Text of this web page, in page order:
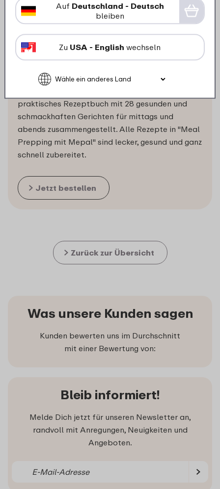
Rezeptbuch Meal Prepping
mit Mepal
In Zusammenarbeit mit Lisa vom Foodblog
praktisches Rezeptbuch mit 28 gesunden und
schmackhaften Gerichten für mittags und
abends zusammengestellt. Alle Rezepte in "Meal
Prepping mit Mepal" sind lecker, gesund und ganz
schnell zubereitet.
Jetzt bestellen
Zurück zur Übersicht
Was unsere Kunden sagen
Kunden bewerten uns im Durchschnitt
mit einer Bewertung von:
Bleib informiert!
Melde Dich jetzt für unseren Newsletter an,
randvoll mit Anregungen, Neuigkeiten und
Angeboten.
Auf Deutschland - Deutsch
bleiben
Zu USA - English wechseln